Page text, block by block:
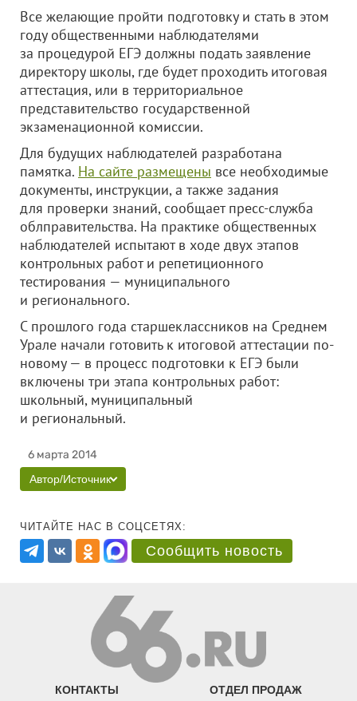
Все желающие пройти подготовку и стать в этом
году общественными наблюдателями
за процедурой ЕГЭ должны подать заявление
директору школы, где будет проходить итоговая
аттестация, или в территориальное
представительство государственной
экзаменационной комиссии.
Для будущих наблюдателей разработана
памятка. На сайте размещены все необходимые
документы, инструкции, а также задания
для проверки знаний, сообщает пресс-служба
облправительства. На практике общественных
наблюдателей испытают в ходе двух этапов
контрольных работ и репетиционного
тестирования — муниципального
и регионального.
С прошлого года старшеклассников на Среднем
Урале начали готовить к итоговой аттестации по-
новому — в процесс подготовки к ЕГЭ были
включены три этапа контрольных работ:
школьный, муниципальный
и региональный.
6 марта 2014
Автор/Источник
ЧИТАЙТЕ НАС В СОЦСЕТЯХ:
Сообщить новость
КОНТАКТЫ ОТДЕЛ ПРОДАЖ